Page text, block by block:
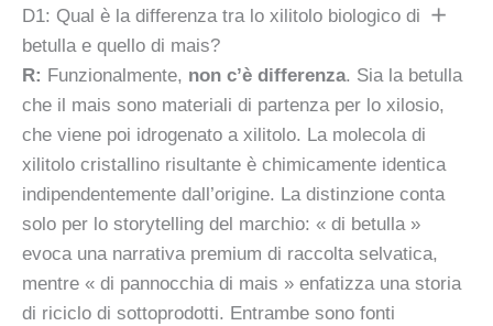
D1: Qual è la differenza tra lo xilitolo biologico di
betulla e quello di mais?
R: Funzionalmente, non c’è differenza. Sia la betulla
che il mais sono materiali di partenza per lo xilosio,
che viene poi idrogenato a xilitolo. La molecola di
xilitolo cristallino risultante è chimicamente identica
indipendentemente dall’origine. La distinzione conta
solo per lo storytelling del marchio: « di betulla »
evoca una narrativa premium di raccolta selvatica,
mentre « di pannocchia di mais » enfatizza una storia
di riciclo di sottoprodotti. Entrambe sono fonti